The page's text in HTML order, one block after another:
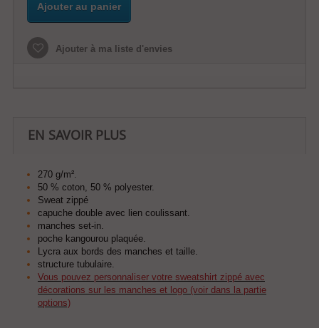
Ajouter au panier
Ajouter à ma liste d'envies
EN SAVOIR PLUS
270 g/m².
50 % coton, 50 % polyester.
Sweat zippé
capuche double avec lien coulissant.
manches set-in.
poche kangourou plaquée.
Lycra aux bords des manches et taille.
structure tubulaire.
Vous pouvez personnaliser votre sweatshirt zippé avec
décorations sur les manches et logo (voir dans la partie
options)